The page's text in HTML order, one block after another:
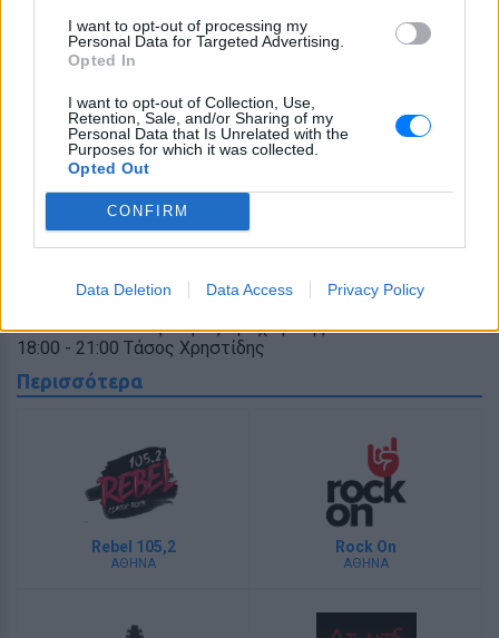
I want to opt-out of processing my
Personal Data for Targeted Advertising.
Opted In
I want to opt-out of Collection, Use,
Retention, Sale, and/or Sharing of my
Personal Data that Is Unrelated with the
Purposes for which it was collected.
Opted Out
CONFIRM
Data Deletion Data Access Privacy Policy
13:00 - 15:00 Γιάννης Λεουνάκης
16:00 - 18:00 Κώστας Ζήκος
18:00 - 20:00 Τάσος Χρηστίδης
Σαββατο
10:00 - 13:00 Κώστας Ζήκος
13:00 - 15:00 Γιάννης Λεουνάκης
15:00 - 18:00 Αλέξανδρος Βραχωρίτης
18:00 - 20:00 Τάσος Καρατζής
22:00 - 23:00 Γιώργος Σειράς
10:00 - 13:00 Κώστας Ζήκος
13:00 - 15:00 Γιάννης Λεουνάκης
15:00 - 18:00 Αλέξανδρος Βραχωρίτης
18:00 - 21:00 Τάσος Χρηστίδης
Περισσότερα
Rebel 105,2
ΑΘΗΝΑ
Rock On
ΑΘΗΝΑ